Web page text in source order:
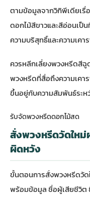
ตามข้อมูลจากวิกิพีเดียเรื่
ดอกไม้สีขาวและสีอ่อนเป็
ความบริสุทธิ์และความเคา
ควรหลีกเลี่ยงพวงหรีดสีฉู
พวงหรีดที่สื่อถึงความเคา
ขึ้นอยู่กับความสัมพันธ์ระห
รับจัดพวงหรีดดอกไม้สด
สั่งพวงหรีดวัดใหม่
ผิดหวัง
ขั้นตอนการสั่งพวงหรีดวั
พร้อมข้อมูล ชื่อผู้เสียชีวิต